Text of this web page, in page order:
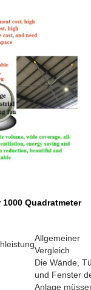
Quadratmeter
Allgemeiner
Vergleich
Die Wände,
und Fenster
Anlage